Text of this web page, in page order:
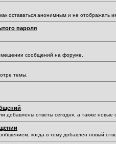
оставаться анонимным и не отображать
пароля
сообщений на форуме.
темы.
добавлены ответы сегодня, а также
когда в тему добавлен новый